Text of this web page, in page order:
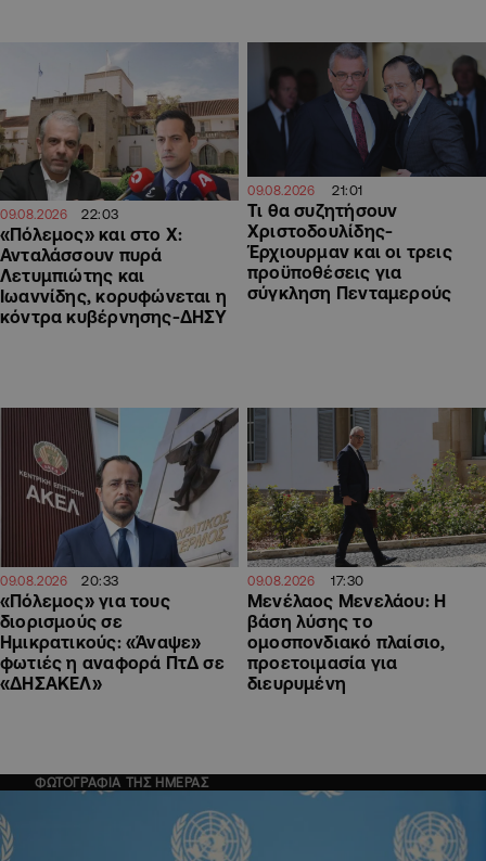
09.08.2026 22:03
«Πόλεμος» και στο Χ:
Ανταλάσσουν πυρά
Λετυμπιώτης και
Ιωαννίδης, κορυφώνεται η
κόντρα κυβέρνησης-ΔΗΣΥ
09.08.2026 21:01
Τι θα συζητήσουν
Χριστοδουλίδης-
Έρχιουρμαν και οι τρεις
προϋποθέσεις για
σύγκληση Πενταμερούς
09.08.2026 20:33
«Πόλεμος» για τους
διορισμούς σε
Ημικρατικούς: «Άναψε»
φωτιές η αναφορά ΠτΔ σε
«ΔΗΣΑΚΕΛ»
09.08.2026 17:30
Μενέλαος Μενελάου: Η
βάση λύσης το
ομοσπονδιακό πλαίσιο,
προετοιμασία για
διευρυμένη
ΦΩΤΟΓΡΑΦΙΑ ΤΗΣ ΗΜΕΡΑΣ